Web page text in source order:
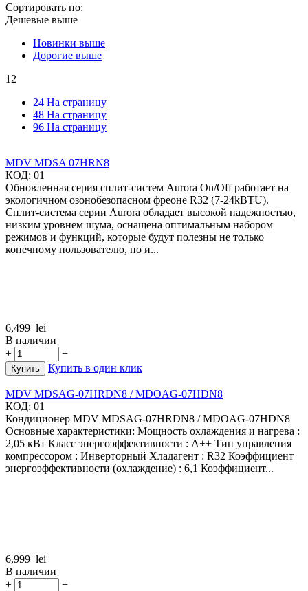
Сортировать по:
Дешевые выше
Новинки выше
Дорогие выше
12
24 На страницу
48 На страницу
96 На страницу
MDV MDSA 07HRN8
КОД: 01
Обновленная серия сплит-систем Aurora On/Off работает на
экологичном озонобезопасном фреоне R32 (7-24kBTU).
Сплит-система серии Aurora обладает высокой надежностью,
низким уровнем шума, оснащена оптимальным набором
режимов и функций, которые будут полезны не только
конечному пользователю, но и...
6,499 lei
В наличии
+
−
Купить Купить в один клик
MDV MDSAG-07HRDN8 / MDOAG-07HDN8
КОД: 01
Кондиционер MDV MDSAG-07HRDN8 / MDOAG-07HDN8
Основные характеристики: Мощность охлаждения и нагрева :
2,05 кВт Класс энергоэффективности : A++ Тип управления
компрессором : Инверторный Хладагент : R32 Коэффициент
энергоэффективности (охлаждение) : 6,1 Коэффициент...
6,999 lei
В наличии
+
−